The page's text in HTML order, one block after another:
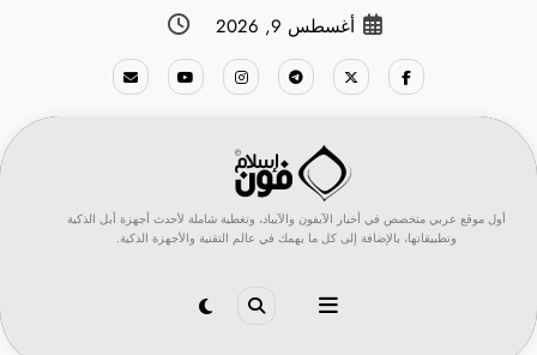
أغسطس 9, 2026
أول موقع عربي متخصص في أخبار الآيفون والآيباد، وتغطية شاملة لأحدث أجهزة أبل الذكية
وتطبيقاتها، بالإضافة إلى كل ما يهمك في عالم التقنية والأجهزة الذكية.